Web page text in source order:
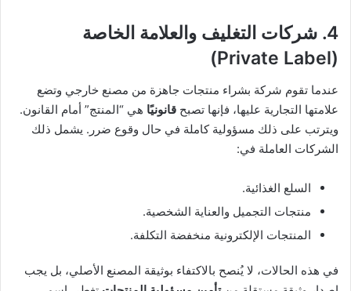
4. شركات التغليف والعلامة الخاصة
(Private Label)
عندما تقوم شركة بشراء منتجات جاهزة من مصنع خارجي وتضع
علامتها التجارية عليها، فإنها تصبح قانونيًا هي “المنتج” أمام القانون.
ويترتب على ذلك مسؤولية كاملة في حال وقوع ضرر. يشمل ذلك
الشركات العاملة في:
السلع الغذائية.
منتجات التجميل والعناية الشخصية.
المنتجات الإلكترونية منخفضة التكلفة.
في هذه الحالات، لا يُنصح بالاكتفاء بوثيقة المصنع الأصلي، بل يجب